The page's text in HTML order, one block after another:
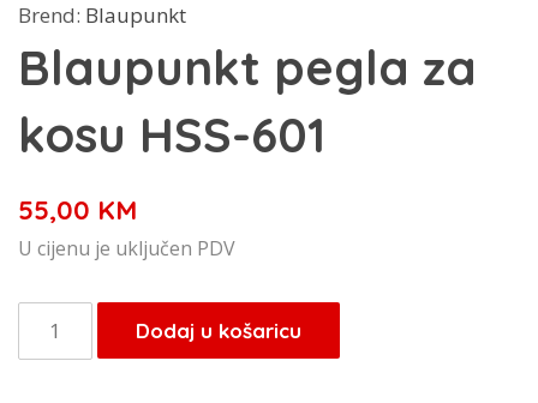
Brend: Blaupunkt
Blaupunkt pegla za
kosu HSS-601
55,00 KM
U cijenu je uključen PDV
Blaupunkt
pegla
Dodaj u košaricu